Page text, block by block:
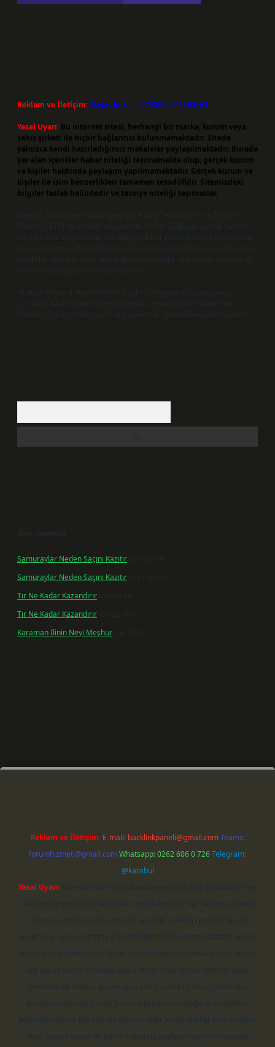
Reklam ve İletişim:Skype: live:.cid.575569c608265c69
Yasal Uyarı: Bu internet sitesi, herhangi bir marka, kurum veya
şahıs şirketi ile hiçbir bağlantısı bulunmamaktadır. Sitede
yalnızca kendi hazırladığımız makaleler paylaşılmaktadır. Burada
yer alan içerikler haber niteliği taşımamakta olup, gerçek kurum
ve kişiler hakkında paylaşım yapılmamaktadır. Gerçek kurum ve
kişiler ile isim benzerlikleri tamamen tesadüfidir. Sitemizdeki
bilgiler taslak halindedir ve tavsiye niteliği taşımazlar.
Sitemiz, 5651 Sayılı Kanun gereğince Bilgi Teknolojileri ve İletişim
Kurumu (BTK) tarafından onaylanmış bir Yer Sağlayıcı olarak hizmet
vermektedir. Bu nedenle, sitedeki içerikleri proaktif olarak denetleme
veya araştırma yükümlülüğümüz bulunmamaktadır. Ancak, üyelerimiz
yazdıkları içeriklerin sorumluluğunu taşımakta olup, siteye üye olarak
bu sorumluluğu kabul etmiş sayılırlar.
Hukuka ve yasal düzenlemelere aykırı olduğunu düşündüğünüz
içerikleri, backlinkpanelicomtr@gmail.com adresine bildirmeniz
halinde, ilgili içerikler yasal süre içerisinde sitemizden kaldırılacaktır.
Son yorumlar
Samuraylar Neden Saçını Kazıtır için
admin
Samuraylar Neden Saçını Kazıtır için
Fadime
Tır Ne Kadar Kazandırır için
admin
Tır Ne Kadar Kazandırır için Sevim
Karaman Ilinin Neyi Meşhur için admin
giriş
Reklam ve İletişim: E-mail: backlinkpaneli@gmail.comTeams:
forumhizmeti@gmail.comWhatsapp: 0262 606 0 726Telegram:
@karabul
Yasal Uyarı: